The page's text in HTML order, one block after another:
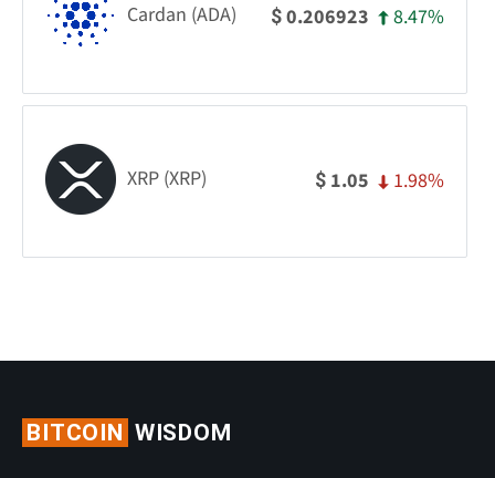
Cardan (ADA) $0.206923 8.47%
XRP (XRP) $ 1.05 1.98%
BITCOIN WISDOM